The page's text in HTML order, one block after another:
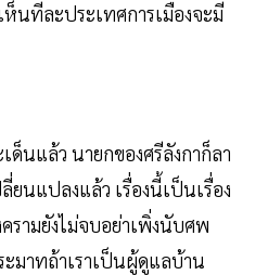
ห็นทีละประเทศการเมืองจะมี
ด็นแล้ว นายกของศรีลังกาก็ลา
นแปลงแล้ว เรื่องนี้เป็นเรื่อง
รามยังไม่จบอย่าเพิ่งนับศพ
มาทถ้าเราเป็นผู้ดูแลบ้าน